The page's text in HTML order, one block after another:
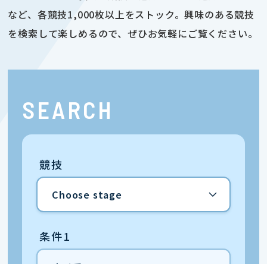
など、各競技1,000枚以上をストック。興味のある競技
を検索して楽しめるので、ぜひお気軽にご覧ください。
SEARCH
競技
条件1